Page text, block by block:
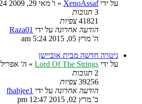
על ידיXenoAssaf
» ו' מאי 29, 2009 8:24 am
3 תגובות
41821 צפיות
הודעה אחרונה על ידי Raza01
ה' מרץ 05, 2015 5:24 am
גיטרה חדשה מבית אוביישן
על ידי Lord Of The Strings
» ה' אפריל 23, 2009 1:01 pm
2 תגובות
39256 צפיות
הודעה אחרונה על ידי fhahjee1
ב' מרץ 02, 2015 12:47 pm